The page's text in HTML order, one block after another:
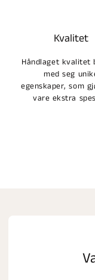
Kvalitet
Håndlaget kvalitet
med seg
egenskaper, som
vare ekstra